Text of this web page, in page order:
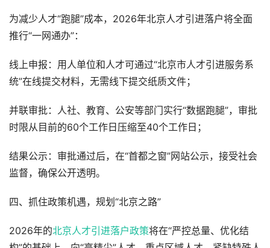
为减少人才“跑腿”成本，2026年北京人才引进落户将全面
推行“一网通办”：
线上申报：用人单位和人才可通过“北京市人才引进服务系
统”在线提交材料，无需线下提交纸质文件；
并联审批：人社、教育、公安等部门实行“数据跑腿”，审批
时限从目前的60个工作日压缩至40个工作日；
结果公示：审批通过后，在“首都之窗”网站公示，接受社会
监督，确保公开透明。
四、抓住政策机遇，规划“北京之路”
2026年的北京人才引进落户政策将在“严控总量、优化结